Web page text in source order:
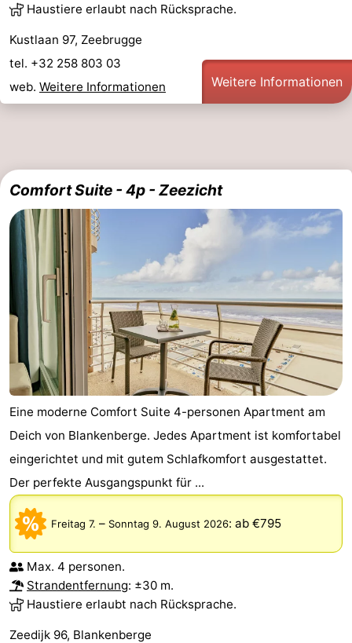
Haustiere erlaubt nach Rücksprache.
Kustlaan 97, Zeebrugge
tel. +32 258 803 03
web. Weitere Informationen Weitere Informationen
Comfort Suite - 4p - Zeezicht
Eine moderne Comfort Suite 4-personen Apartment am
Deich von Blankenberge. Jedes Apartment ist komfortabel
eingerichtet und mit gutem Schlafkomfort ausgestattet.
Der perfekte Ausgangspunkt für ...
Freitag 7. – Sonntag 9. August 2026: ab €795
Max. 4 personen.
Strandentfernung: ±30 m.
Haustiere erlaubt nach Rücksprache.
Zeedijk 96, Blankenberge